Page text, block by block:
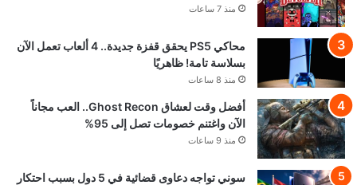
منذ 7 ساعات
محاكي PS5 يحقق قفزة جديدة.. 4 ألعاب تعمل الآن
بسلاسة تامة! ظاهريًا
منذ 8 ساعات
أفضل وقت لعشاق Ghost Recon.. العب مجاناً
الآن واغتنم خصومات تصل إلى 95%
منذ 9 ساعات
سوني تواجه دعاوى قضائية في 5 دول بسبب احتكار